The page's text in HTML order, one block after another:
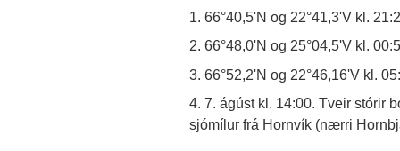
1. 66°40,5'N og 22°41,3'V kl.
2. 66°48,0'N og 25°04,5'V kl.
3. 66°52,2'N og 22°46,16'V kl.
4. 7. ágúst kl. 14:00. Tveir stórir
sjómílur frá Hornvík (nærri